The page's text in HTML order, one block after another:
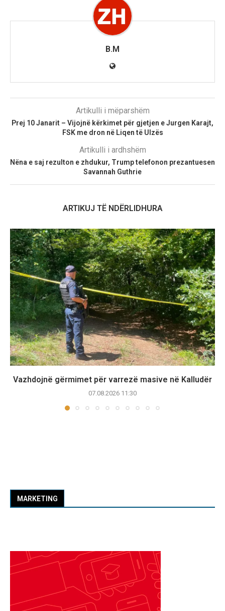
B.M
Artikulli i mëparshëm
Prej 10 Janarit – Vijojnë kërkimet për gjetjen e Jurgen Karajt,
FSK me dron në Liqen të Ulzës
Artikulli i ardhshëm
Nëna e saj rezulton e zhdukur, Trump telefonon prezantuesen
Savannah Guthrie
ARTIKUJ TË NDËRLIDHURA
Vazhdojnë gërmimet për varrezë masive në Kalludër
07.08.2026 11:30
MARKETING